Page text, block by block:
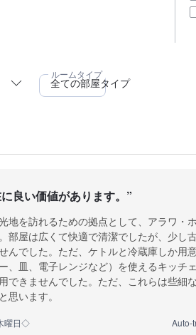
良い価値があります。 ”
地を訪れるための拠点として、アラワ・
部屋は広くて快適で清潔でしたが、少し
んでした。ただ、ケトルと冷蔵庫しか用
、皿、電子レンジなど）を使えるキッチ
できませんでした。ただ、これらは些細
思います。
曜日◇ Auto-